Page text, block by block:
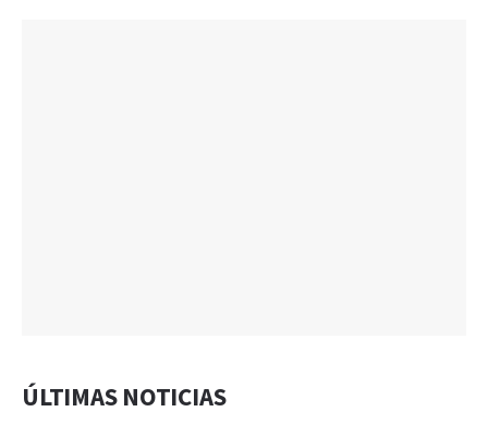
ÚLTIMAS NOTICIAS